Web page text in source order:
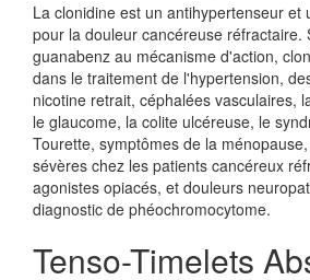
La clonidine est un antihypertenseur et
pour la douleur cancéreuse réfractaire.
guanabenz au mécanisme d'action,
dans le traitement de l'hypertension,
nicotine retrait, céphalées vasculaires,
le glaucome, la colite ulcéreuse, le
Tourette, symptômes de la
sévères chez les patients cancéreux
agonistes opiacés, et douleurs
diagnostic de phéochromocytome.
Tenso-Timelets